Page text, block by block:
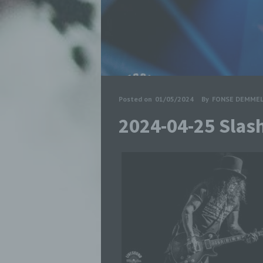
Posted on 01/05/2024 By FONSE
2024-04-25